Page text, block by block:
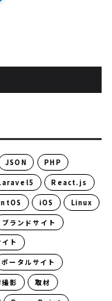
JSON PHP
React.js
iOS Linux
ブランドサイト
ト
ポータルサイト
影 取材